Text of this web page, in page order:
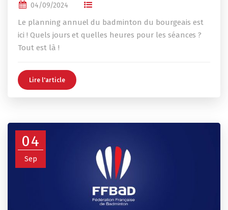
04/09/2024
Le planning annuel du badminton du bourgeais est
ici ! Quels jours et quelles heures pour les séances ?
Tout est là !
Lire l'article
04
Sep